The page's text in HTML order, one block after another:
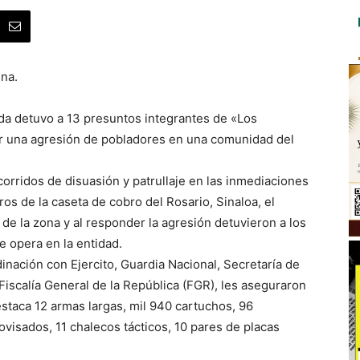
detuvo a 13 presuntos integrantes de «Los
agresión de pobladores en una comunidad del
de disuasión y patrullaje en las inmediaciones
de la caseta de cobro del Rosario, Sinaloa, el
la zona y al responder la agresión detuvieron a los
opera en la entidad.
con Ejercito, Guardia Nacional, Secretaría de
General de la República (FGR), les aseguraron
12 armas largas, mil 940 cartuchos, 96
11 chalecos tácticos, 10 pares de placas